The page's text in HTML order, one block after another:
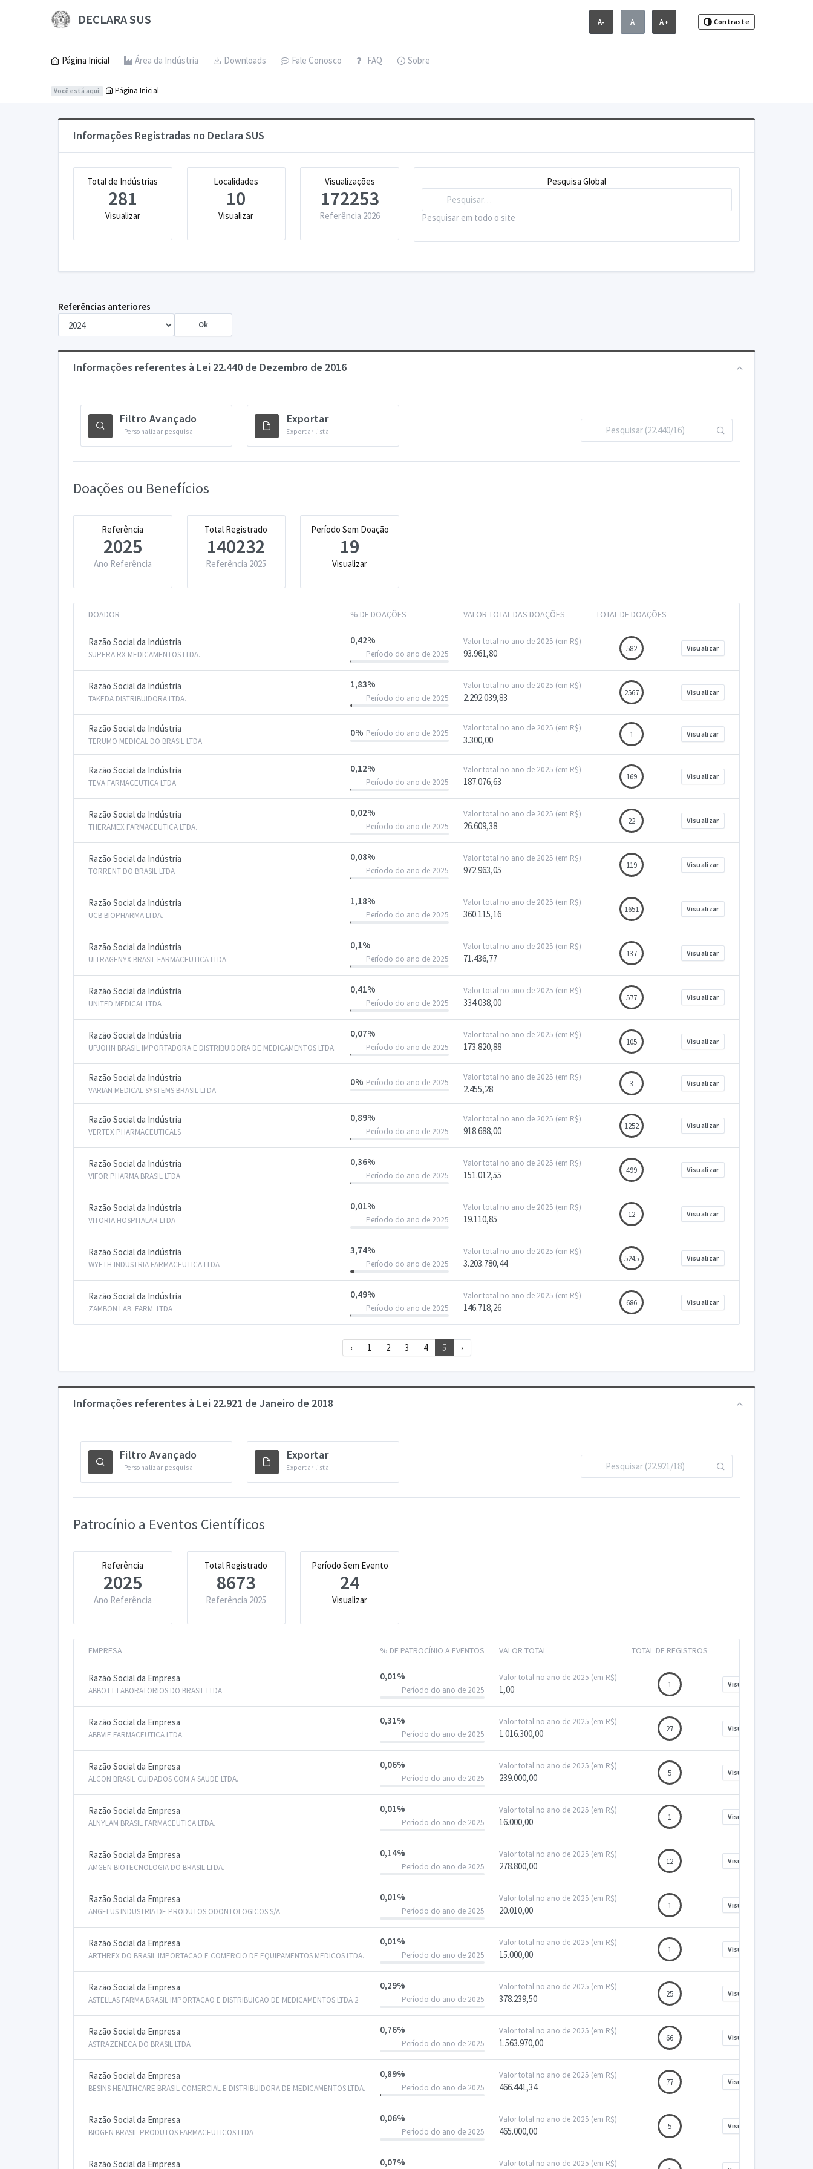
DECLARA SUS A- A A+ Contraste
Página Inicial Área da Indústria Downloads Fale Conosco FAQ Sobre
Você está aqui: Página Inicial
Informações Registradas no Declara SUS
Total de Indústrias
281
Visualizar
Localidades
10
Visualizar
Visualizações
172253
Referência 2026
Pesquisa Global
Pesquisar em todo o site
Referências anteriores
Informações referentes à Lei 22.440 de Dezembro de 2016
Filtro Avançado
Personalizar pesquisa
Exportar
Exportar lista
Doações ou Benefícios
Referência
2025
Ano Referência
Total Registrado
140232
Referência 2025
Período Sem Doação
19
Visualizar
DOADOR % DE DOAÇÕES VALOR TOTAL DAS DOAÇÕES TOTAL DE DOAÇÕES
Razão Social da Indústria
SUPERA RX MEDICAMENTOS LTDA.
0,42%
Período do ano de 2025
Valor total no ano de 2025 (em R$)
93.961,80 582 Visualizar
Razão Social da Indústria
TAKEDA DISTRIBUIDORA LTDA.
1,83%
Período do ano de 2025
Valor total no ano de 2025 (em R$)
2.292.039,83 2567 Visualizar
Razão Social da Indústria
TERUMO MEDICAL DO BRASIL LTDA
0% Período do ano de 2025
Valor total no ano de 2025 (em R$)
3.300,00 1 Visualizar
Razão Social da Indústria
TEVA FARMACEUTICA LTDA
0,12%
Período do ano de 2025
Valor total no ano de 2025 (em R$)
187.076,63 169 Visualizar
Razão Social da Indústria
THERAMEX FARMACEUTICA LTDA.
0,02%
Período do ano de 2025
Valor total no ano de 2025 (em R$)
26.609,38 22 Visualizar
Razão Social da Indústria
TORRENT DO BRASIL LTDA
0,08%
Período do ano de 2025
Valor total no ano de 2025 (em R$)
972.963,05 119 Visualizar
Razão Social da Indústria
UCB BIOPHARMA LTDA.
1,18%
Período do ano de 2025
Valor total no ano de 2025 (em R$)
360.115,16 1651 Visualizar
Razão Social da Indústria
ULTRAGENYX BRASIL FARMACEUTICA LTDA.
0,1%
Período do ano de 2025
Valor total no ano de 2025 (em R$)
71.436,77 137 Visualizar
Razão Social da Indústria
UNITED MEDICAL LTDA
0,41%
Período do ano de 2025
Valor total no ano de 2025 (em R$)
334.038,00 577 Visualizar
Razão Social da Indústria
UPJOHN BRASIL IMPORTADORA E DISTRIBUIDORA DE MEDICAMENTOS LTDA.
0,07%
Período do ano de 2025
Valor total no ano de 2025 (em R$)
173.820,88 105 Visualizar
Razão Social da Indústria
VARIAN MEDICAL SYSTEMS BRASIL LTDA
0% Período do ano de 2025
Valor total no ano de 2025 (em R$)
2.455,28 3 Visualizar
Razão Social da Indústria
VERTEX PHARMACEUTICALS
0,89%
Período do ano de 2025
Valor total no ano de 2025 (em R$)
918.688,00 1252 Visualizar
Razão Social da Indústria
VIFOR PHARMA BRASIL LTDA
0,36%
Período do ano de 2025
Valor total no ano de 2025 (em R$)
151.012,55 499 Visualizar
Razão Social da Indústria
VITORIA HOSPITALAR LTDA
0,01%
Período do ano de 2025
Valor total no ano de 2025 (em R$)
19.110,85 12 Visualizar
Razão Social da Indústria
WYETH INDUSTRIA FARMACEUTICA LTDA
3,74%
Período do ano de 2025
Valor total no ano de 2025 (em R$)
3.203.780,44 5245 Visualizar
Razão Social da Indústria
ZAMBON LAB. FARM. LTDA
0,49%
Período do ano de 2025
Valor total no ano de 2025 (em R$)
146.718,26 686 Visualizar
‹ 1 2 3 4 5 ›
Informações referentes à Lei 22.921 de Janeiro de 2018
Filtro Avançado
Personalizar pesquisa
Exportar
Exportar lista
Patrocínio a Eventos Científicos
Referência
2025
Ano Referência
Total Registrado
8673
Referência 2025
Período Sem Evento
24
Visualizar
EMPRESA % DE PATROCÍNIO A EVENTOS VALOR TOTAL TOTAL DE REGISTROS
Razão Social da Empresa
ABBOTT LABORATORIOS DO BRASIL LTDA
0,01%
Período do ano de 2025
Valor total no ano de 2025 (em R$)
1,00 1 Visualizar
Razão Social da Empresa
ABBVIE FARMACEUTICA LTDA.
0,31%
Período do ano de 2025
Valor total no ano de 2025 (em R$)
1.016.300,00 27 Visualizar
Razão Social da Empresa
ALCON BRASIL CUIDADOS COM A SAUDE LTDA.
0,06%
Período do ano de 2025
Valor total no ano de 2025 (em R$)
239.000,00 5 Visualizar
Razão Social da Empresa
ALNYLAM BRASIL FARMACEUTICA LTDA.
0,01%
Período do ano de 2025
Valor total no ano de 2025 (em R$)
16.000,00 1 Visualizar
Razão Social da Empresa
AMGEN BIOTECNOLOGIA DO BRASIL LTDA.
0,14%
Período do ano de 2025
Valor total no ano de 2025 (em R$)
278.800,00 12 Visualizar
Razão Social da Empresa
ANGELUS INDUSTRIA DE PRODUTOS ODONTOLOGICOS S/A
0,01%
Período do ano de 2025
Valor total no ano de 2025 (em R$)
20.010,00 1 Visualizar
Razão Social da Empresa
ARTHREX DO BRASIL IMPORTACAO E COMERCIO DE EQUIPAMENTOS MEDICOS LTDA.
0,01%
Período do ano de 2025
Valor total no ano de 2025 (em R$)
15.000,00 1 Visualizar
Razão Social da Empresa
ASTELLAS FARMA BRASIL IMPORTACAO E DISTRIBUICAO DE MEDICAMENTOS LTDA 2
0,29%
Período do ano de 2025
Valor total no ano de 2025 (em R$)
378.239,50 25 Visualizar
Razão Social da Empresa
ASTRAZENECA DO BRASIL LTDA
0,76%
Período do ano de 2025
Valor total no ano de 2025 (em R$)
1.563.970,00 66 Visualizar
Razão Social da Empresa
BESINS HEALTHCARE BRASIL COMERCIAL E DISTRIBUIDORA DE MEDICAMENTOS LTDA.
0,89%
Período do ano de 2025
Valor total no ano de 2025 (em R$)
466.441,34 77 Visualizar
Razão Social da Empresa
BIOGEN BRASIL PRODUTOS FARMACEUTICOS LTDA
0,06%
Período do ano de 2025
Valor total no ano de 2025 (em R$)
465.000,00 5 Visualizar
Razão Social da Empresa 0,07% Valor total no ano de 2025 (em R$)